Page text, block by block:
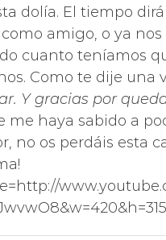
dolía. El tiempo
amigo, o ya
cuanto teníamos
Como te dije una
Y gracias por
me haya sabido a
no os perdáis esta